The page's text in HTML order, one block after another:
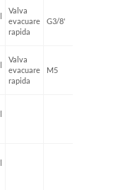
Valva
evacuare
rapida
G3/8'
Valva
evacuare
rapida
M5